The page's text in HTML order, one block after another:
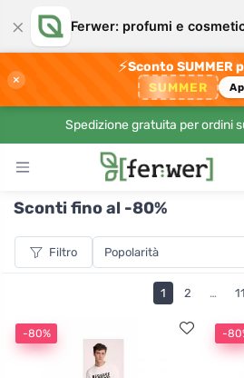
× Ferwer: profumi e
×
⚡Sconto SUMMER
SUMMER
Spedizione gratuita per ordini
Sconti fino al -80%
Filtro
1 2 … 11
-80% -